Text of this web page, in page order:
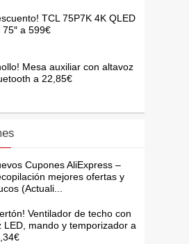
TCL 75P7K 4K QLED
75″ a 599€
Mesa auxiliar con altavoz
a 22,85€
Cupones AliExpress –
mejores ofertas y
(Actuali...
Ventilador de techo con
LED, mando y temporizador a